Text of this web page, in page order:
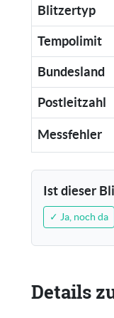
Blitzertyp
Tempolimit
Bundesland
Postleitzahl
Messfehler
Ist dieser
✓ Ja, noch da
Details